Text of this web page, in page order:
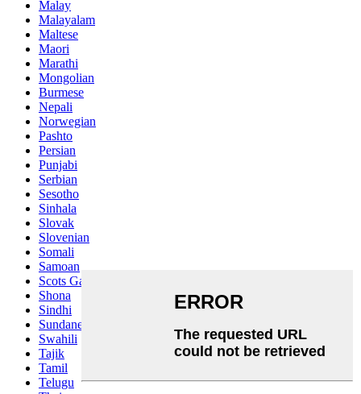
Malay
Malayalam
Maltese
Maori
Marathi
Mongolian
Burmese
Nepali
Norwegian
Pashto
Persian
Punjabi
Serbian
Sesotho
Sinhala
Slovak
Slovenian
Somali
Samoan
Scots Gaelic
Shona
Sindhi
Sundanese
Swahili
Tajik
Tamil
Telugu